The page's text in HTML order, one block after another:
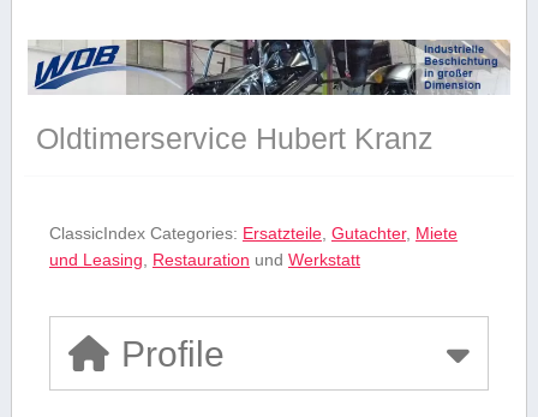
Oldtimerservice Hubert Kranz
ClassicIndex Categories: Ersatzteile, Gutachter, Miete
und Leasing, Restauration und Werkstatt
Profile